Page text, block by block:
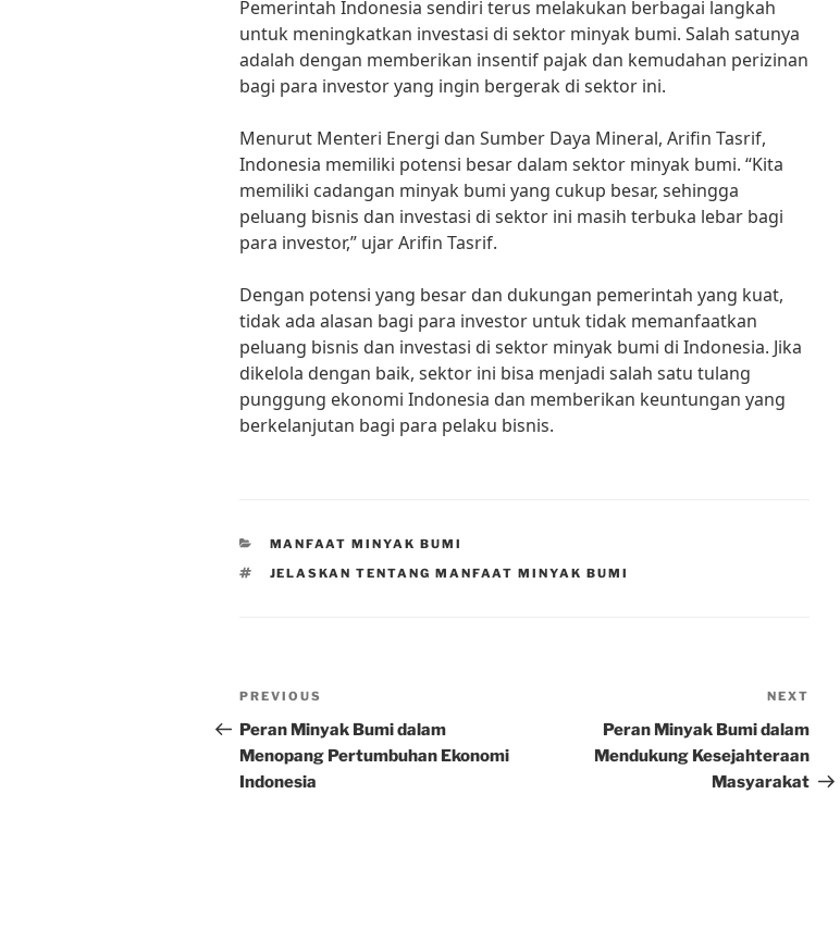
Pemerintah Indonesia sendiri terus melakukan berbagai langkah
untuk meningkatkan investasi di sektor minyak bumi. Salah satunya
adalah dengan memberikan insentif pajak dan kemudahan perizinan
bagi para investor yang ingin bergerak di sektor ini.
Menurut Menteri Energi dan Sumber Daya Mineral, Arifin Tasrif,
Indonesia memiliki potensi besar dalam sektor minyak bumi. “Kita
memiliki cadangan minyak bumi yang cukup besar, sehingga
peluang bisnis dan investasi di sektor ini masih terbuka lebar bagi
para investor,” ujar Arifin Tasrif.
Dengan potensi yang besar dan dukungan pemerintah yang kuat,
tidak ada alasan bagi para investor untuk tidak memanfaatkan
peluang bisnis dan investasi di sektor minyak bumi di Indonesia. Jika
dikelola dengan baik, sektor ini bisa menjadi salah satu tulang
punggung ekonomi Indonesia dan memberikan keuntungan yang
berkelanjutan bagi para pelaku bisnis.
CATEGORIES
MANFAAT MINYAK BUMI
TAGS
JELASKAN TENTANG MANFAAT MINYAK BUMI
Post
navigation
Previous
Post
PREVIOUS
Peran Minyak Bumi dalam
Menopang Pertumbuhan Ekonomi
Indonesia
Post
NEXT
Peran Minyak Bumi dalam
Mendukung Kesejahteraan
Masyarakat